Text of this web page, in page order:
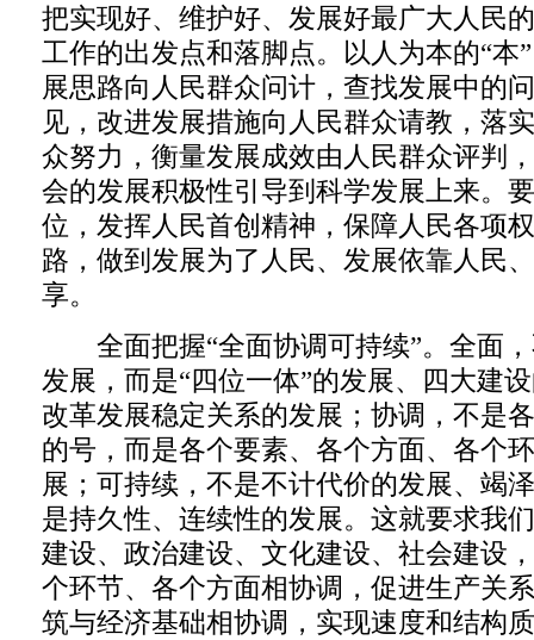
把实现好、维护好、发展好最广大人民
工作的出发点和落脚点。以人为本的“本
展思路向人民群众问计，查找发展中的
见，改进发展措施向人民群众请教，落
众努力，衡量发展成效由人民群众评判
会的发展积极性引导到科学发展上来。
位，发挥人民首创精神，保障人民各项
路，做到发展为了人民、发展依靠人民
享。
全面把握“全面协调可持续”。全面，
发展，而是“四位一体”的发展、四大建
改革发展稳定关系的发展；协调，不是
的号，而是各个要素、各个方面、各个
展；可持续，不是不计代价的发展、竭
是持久性、连续性的发展。这就要求我
建设、政治建设、文化建设、社会建设
个环节、各个方面相协调，促进生产关
筑与经济基础相协调，实现速度和结构